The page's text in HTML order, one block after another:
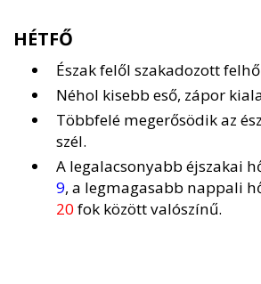
HÉTFŐ
Észak felől szakadozott
Néhol kisebb eső, zápor
Többfelé megerősödik az
szél.
A legalacsonyabb éjszakai
9, a legmagasabb nappali
20fok között valószínű.